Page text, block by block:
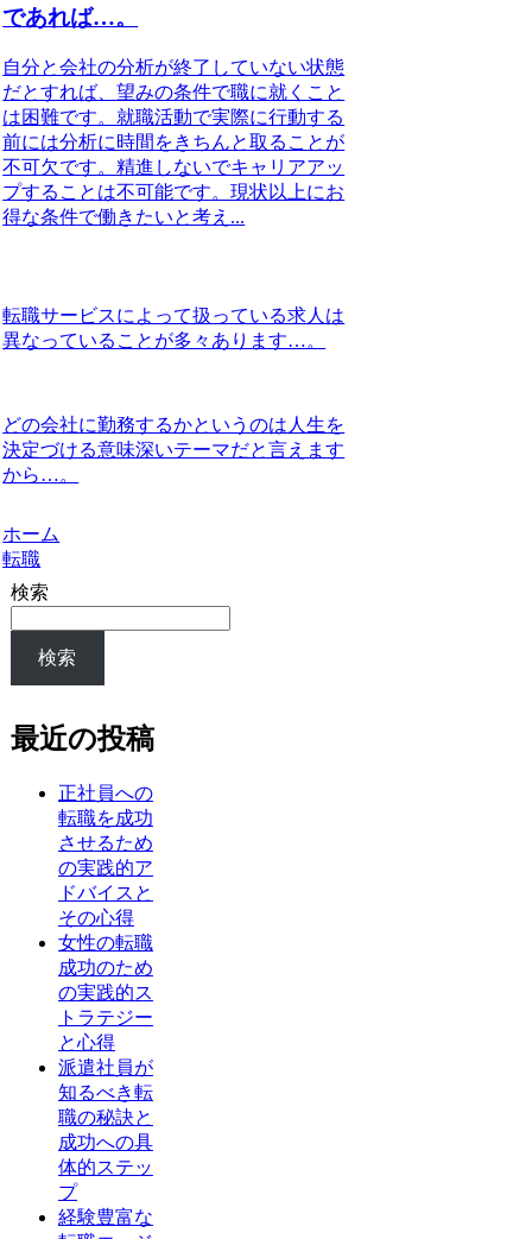
であれば…。
自分と会社の分析が終了していない状態
だとすれば、望みの条件で職に就くこと
は困難です。就職活動で実際に行動する
前には分析に時間をきちんと取ることが
不可欠です。精進しないでキャリアアッ
プすることは不可能です。現状以上にお
得な条件で働きたいと考え...
転職サービスによって扱っている求人は
異なっていることが多々あります…。
どの会社に勤務するかというのは人生を
決定づける意味深いテーマだと言えます
から…。
ホーム
転職
検索
検索
最近の投稿
正社員への
転職を成功
させるため
の実践的ア
ドバイスと
その心得
女性の転職
成功のため
の実践的ス
トラテジー
と心得
派遣社員が
知るべき転
職の秘訣と
成功への具
体的ステッ
プ
経験豊富な